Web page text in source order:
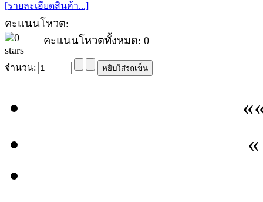
[รายละเอียดสินค้า...]
คะแนนโหวต:
คะแนนโหวตทั้งหมด: 0
จำนวน: